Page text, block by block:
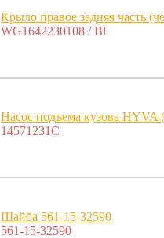
Крыло правое задняя часть
WG1642230108 / Bl
Насос подъема кузова
14571231C
Шайба 561-15-32590
561-15-32590